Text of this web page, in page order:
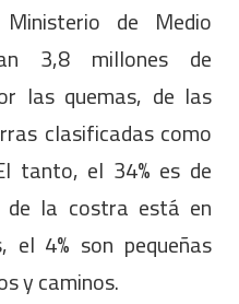
de Medio
3,8 millones de
las quemas, de las
clasificadas como
tanto, el 34% es de
de la costra está en
el 4% son pequeñas
y caminos.